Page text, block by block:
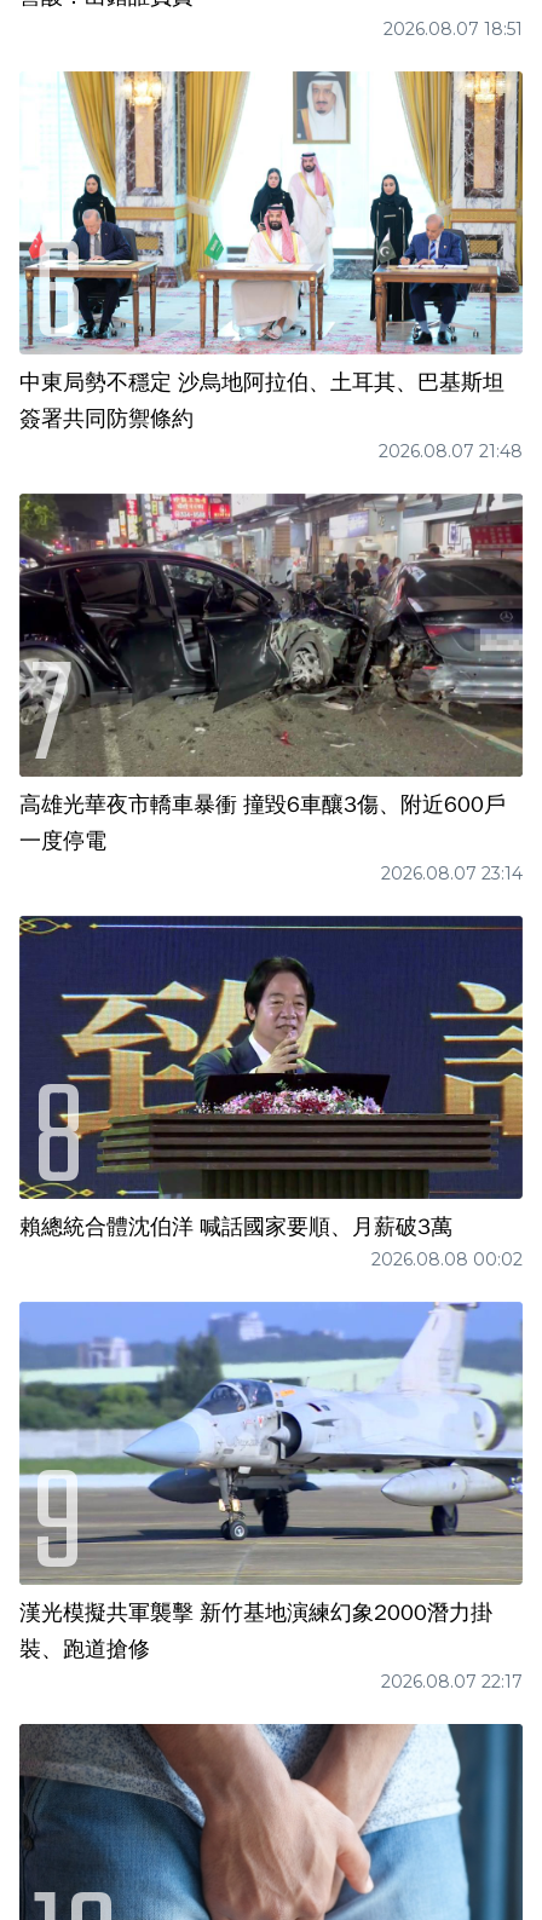
2026.08.07 18:51
中東局勢不穩定 沙烏地阿拉伯、土耳其、巴基斯坦
簽署共同防禦條約
2026.08.07 21:48
高雄光華夜市轎車暴衝 撞毀6車釀3傷、附近600戶
一度停電
2026.08.07 23:14
賴總統合體沈伯洋 喊話國家要順、月薪破3萬
2026.08.08 00:02
漢光模擬共軍襲擊 新竹基地演練幻象2000潛力掛
裝、跑道搶修
2026.08.07 22:17